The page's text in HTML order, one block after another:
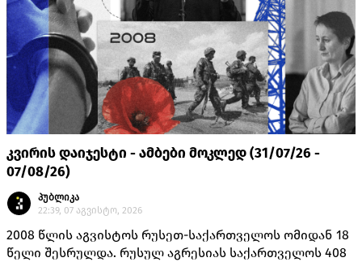
კვირის დაიჯესტი - ამბები მოკლედ (31/07/26 -
07/08/26)
პუბლიკა
22:39, 07 აგვისტო, 2026
2008 წლის აგვისტოს რუსეთ-საქართველოს ომიდან 18
წელი შესრულდა. რუსულ აგრესიას საქართველოს 408